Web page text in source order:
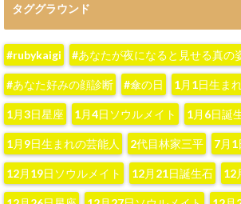
タググラウンド
#rubykaigi #あなたが夜になると見せる真の
#あなた好みの顔診断 #傘の日 1月1日生ま
1月3日星座 1月4日ソウルメイト 1月6日誕
1月9日生まれの芸能人 2代目林家三平 7月1
12月19日ソウルメイト 12月21日誕生石 12